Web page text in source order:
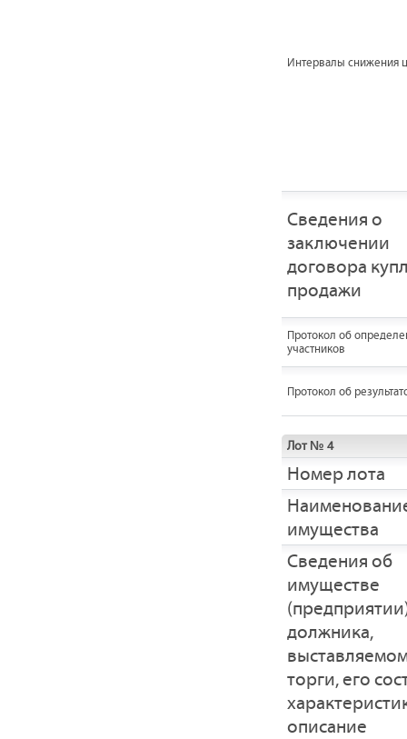
Интервалы снижения
Сведения о
заключении
договора
продажи
Протокол об
участников
Протокол об
Лот № 4
Номер лота
имущества
Cведения об
имуществе
должника,
торги, его
описание